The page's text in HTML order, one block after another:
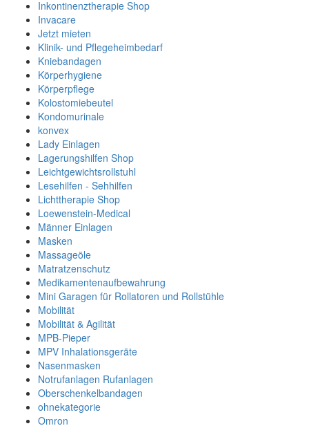
Inkontinenztherapie Shop
Invacare
Jetzt mieten
Klinik- und Pflegeheimbedarf
Kniebandagen
Körperhygiene
Körperpflege
Kolostomiebeutel
Kondomurinale
konvex
Lady Einlagen
Lagerungshilfen Shop
Leichtgewichtsrollstuhl
Lesehilfen - Sehhilfen
Lichttherapie Shop
Loewenstein-Medical
Männer Einlagen
Masken
Massageöle
Matratzenschutz
Medikamentenaufbewahrung
Mini Garagen für Rollatoren und Rollstühle
Mobilität
Mobilität & Agilität
MPB-Pieper
MPV Inhalationsgeräte
Nasenmasken
Notrufanlagen Rufanlagen
Oberschenkelbandagen
ohnekategorie
Omron